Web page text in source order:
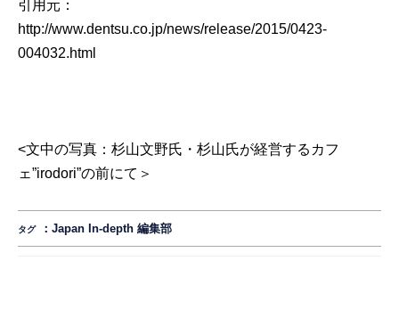
引用元：
http://www.dentsu.co.jp/news/release/2015/0423-
004032.html
<文中の写真：杉山文野氏・杉山氏が経営するカフ
ェ”irodori”の前にて＞
タグ ：Japan In-depth 編集部